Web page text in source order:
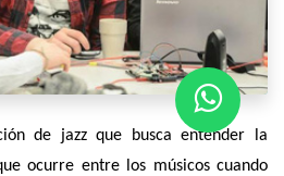
de jazz que busca entender la
ocurre entre los músicos cuando